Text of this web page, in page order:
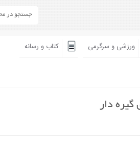
ورزشی و سرگرمی کتاب و رسانه
دار